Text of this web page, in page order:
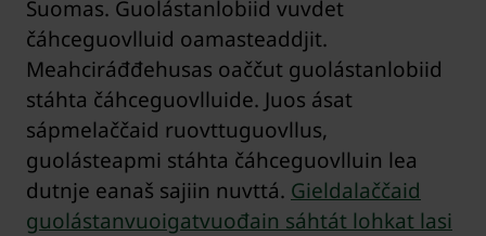
Suomas. Guolástanlobiid vuvdet
čáhceguovlluid oamasteaddjit.
Meahciráđđehusas oaččut guolástanlobiid
stáhta čáhceguovlluide. Juos ásat
sápmelaččaid ruovttuguovllus,
guolásteapmi stáhta čáhceguovlluin lea
dutnje eanaš sajiin nuvttá. Gieldalaččaid
guolástanvuoigatvuođain sáhtát lohkat lasi